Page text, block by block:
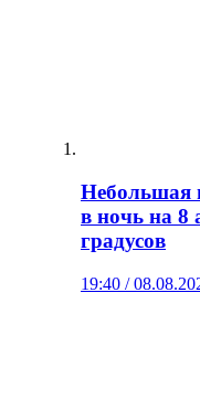
Небольшая
в ночь на 8
градусов
19:40 /